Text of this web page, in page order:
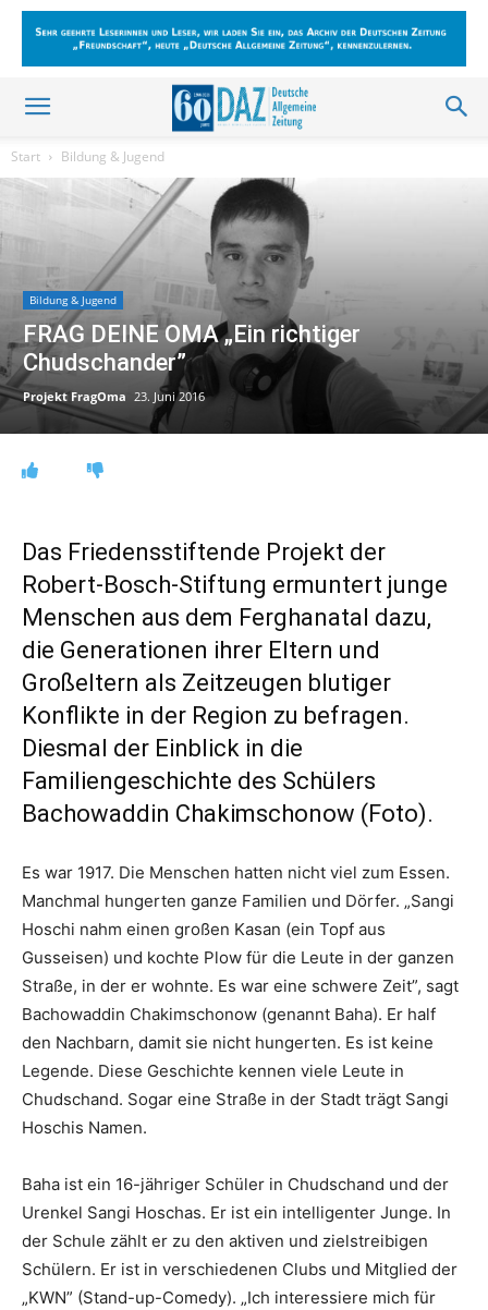
Start Bildung & Jugend
Bildung & Jugend
FRAG DEINE OMA „Ein richtiger
Chudschander”
Projekt FragOma 23. Juni 2016
Das Friedensstiftende Projekt der
Robert-Bosch-Stiftung ermuntert junge
Menschen aus dem Ferghanatal dazu,
die Generationen ihrer Eltern und
Großeltern als Zeitzeugen blutiger
Konflikte in der Region zu befragen.
Diesmal der Einblick in die
Familiengeschichte des Schülers
Bachowaddin Chakimschonow (Foto).
Es war 1917. Die Menschen hatten nicht viel zum Essen.
Manchmal hungerten ganze Familien und Dörfer. „Sangi
Hoschi nahm einen großen Kasan (ein Topf aus
Gusseisen) und kochte Plow für die Leute in der ganzen
Straße, in der er wohnte. Es war eine schwere Zeit”, sagt
Bachowaddin Chakimschonow (genannt Baha). Er half
den Nachbarn, damit sie nicht hungerten. Es ist keine
Legende. Diese Geschichte kennen viele Leute in
Chudschand. Sogar eine Straße in der Stadt trägt Sangi
Hoschis Namen.
Baha ist ein 16-jähriger Schüler in Chudschand und der
Urenkel Sangi Hoschas. Er ist ein intelligenter Junge. In
der Schule zählt er zu den aktiven und zielstreibigen
Schülern. Er ist in verschiedenen Clubs und Mitglied der
„KWN” (Stand-up-Comedy). „Ich interessiere mich für